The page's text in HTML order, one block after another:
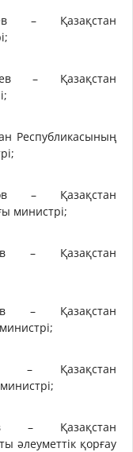
– Қазақстан
– Қазақстан
Республикасының
– Қазақстан
министрі;
– Қазақстан
– Қазақстан
– Қазақстан
– Қазақстан
әлеуметтік қорғау